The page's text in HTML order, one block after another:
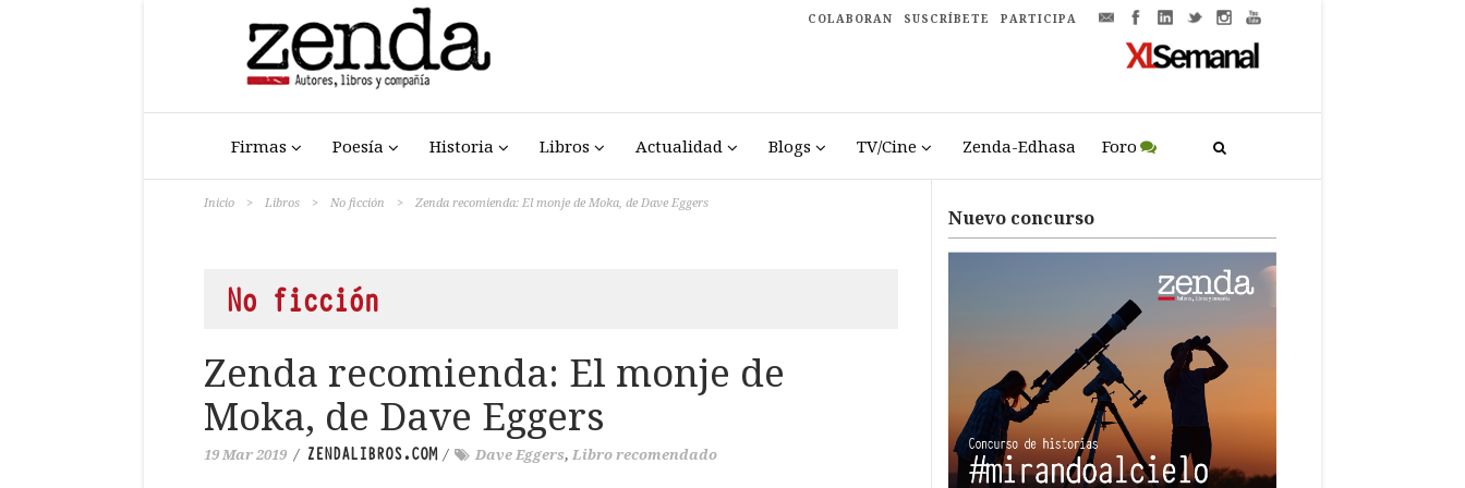
COLABORAN SUSCRÍBETE PARTICIPA
Firmas Poesía Historia Libros Actualidad Blogs TV/Cine Zenda-Edhasa Foro
Inicio > Libros > No ficción > Zenda recomienda: El monje de Moka, de Dave Eggers
No ficción
Zenda recomienda: El monje de
Moka, de Dave Eggers
19 Mar 2019 / ZENDALIBROS.COM/ Dave Eggers, Libro recomendado
Nuevo concurso